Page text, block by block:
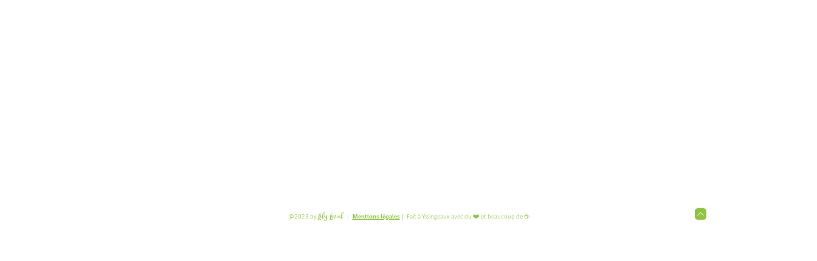
@2023 byLily Lavial Mentions légales | Fait à Yssingeaux avec du ❤️ et beaucoup de ☕️